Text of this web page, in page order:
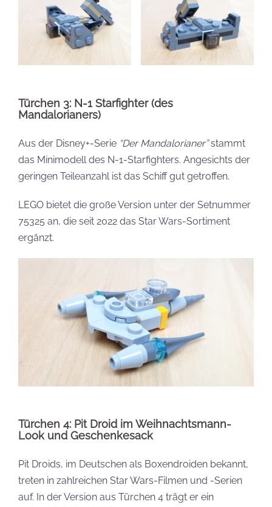
Türchen 3: N-1 Starfighter (des
Mandalorianers)
Aus der Disney+-Serie “Der Mandalorianer”stammt
das Minimodell des N-1-Starfighters. Angesichts der
geringen Teileanzahl ist das Schiff gut getroffen.
LEGO bietet die große Version unter der Setnummer
75325 an, die seit 2022 das Star Wars-Sortiment
ergänzt.
Türchen 4: Pit Droid im Weihnachtsmann-
Look und Geschenkesack
Pit Droids, im Deutschen als Boxendroiden bekannt,
treten in zahlreichen Star Wars-Filmen und -Serien
auf. In der Version aus Türchen 4 trägt er ein